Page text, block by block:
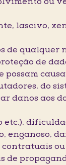
lascivo,
qualquer
de
do
danos aos
contratuais